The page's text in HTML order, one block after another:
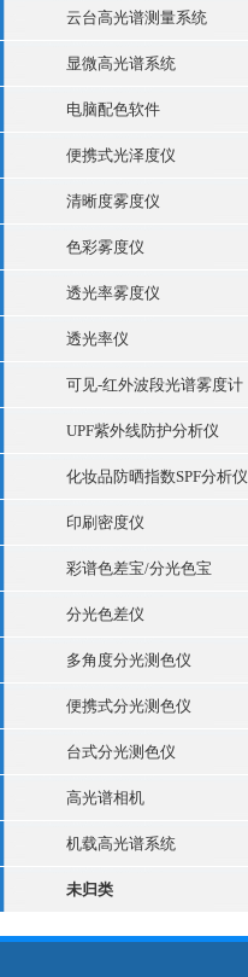
云台高光谱测量系统
显微高光谱系统
电脑配色软件
便携式光泽度仪
清晰度雾度仪
色彩雾度仪
透光率雾度仪
透光率仪
可见-红外波段光谱雾度计
UPF紫外线防护分析仪
化妆品防晒指数SPF分析仪
印刷密度仪
彩谱色差宝/分光色宝
分光色差仪
多角度分光测色仪
便携式分光测色仪
台式分光测色仪
高光谱相机
机载高光谱系统
未归类